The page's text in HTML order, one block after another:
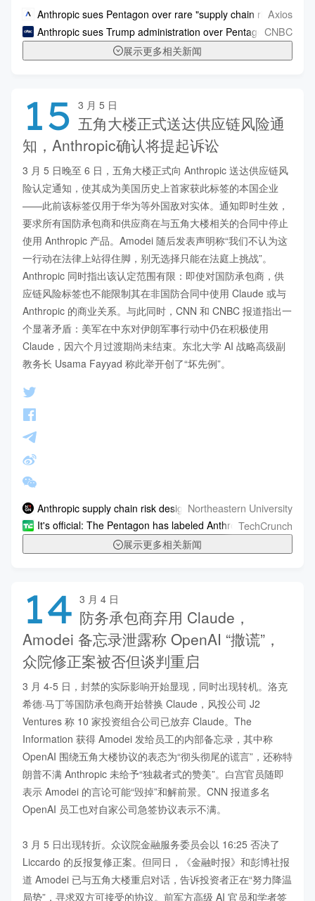
Anthropic sues Pentagon over rare "supply chain risk" label
Axios
Anthropic sues Trump administration over Pentagon blacklist
CNBC
展示更多相关新闻
15 3 月 5 日
五角大楼正式送达供应链风险通
知，Anthropic确认将提起诉讼
3 月 5 日晚至 6 日，五角大楼正式向 Anthropic 送达供应链风
险认定通知，使其成为美国历史上首家获此标签的本国企业
——此前该标签仅用于华为等外国敌对实体。通知即时生效，
要求所有国防承包商和供应商在与五角大楼相关的合同中停止
使用 Anthropic 产品。Amodei 随后发表声明称“我们不认为这
一行动在法律上站得住脚，别无选择只能在法庭上挑战”。
Anthropic 同时指出该认定范围有限：即使对国防承包商，供
应链风险标签也不能限制其在非国防合同中使用 Claude 或与
Anthropic 的商业关系。与此同时，CNN 和 CNBC 报道指出一
个显著矛盾：美军在中东对伊朗军事行动中仍在积极使用
Claude，因六个月过渡期尚未结束。东北大学 AI 战略高级副
教务长 Usama Fayyad 称此举开创了“坏先例”。
Anthropic supply chain risk designation could chill innovation,
Northeastern University
It's official: The Pentagon has labeled Anthropic a supply-
TechCrunch
展示更多相关新闻
14 3 月 4 日
防务承包商弃用 Claude，
Amodei 备忘录泄露称 OpenAI “撒谎”，
众院修正案被否但谈判重启
3 月 4-5 日，封禁的实际影响开始显现，同时出现转机。洛克
希德·马丁等国防承包商开始替换 Claude，风投公司 J2
Ventures 称 10 家投资组合公司已放弃 Claude。The
Information 获得 Amodei 发给员工的内部备忘录，其中称
OpenAI 围绕五角大楼协议的表态为“彻头彻尾的谎言”，还称特
朗普不满 Anthropic 未给予“独裁者式的赞美”。白宫官员随即
表示 Amodei 的言论可能“毁掉”和解前景。CNN 报道多名
OpenAI 员工也对自家公司急签协议表示不满。
3 月 5 日出现转折。众议院金融服务委员会以 16:25 否决了
Liccardo 的反报复修正案。但同日，《金融时报》和彭博社报
道 Amodei 已与五角大楼重启对话，告诉投资者正在“努力降温
局势”，寻求双方可接受的协议。前军方高级 AI 官员和学者签